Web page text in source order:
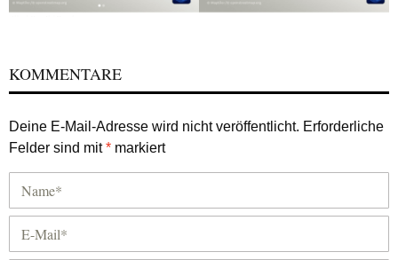
KOMMENTARE
Deine E-Mail-Adresse wird nicht veröffentlicht. Erforderliche
Felder sind mit* markiert